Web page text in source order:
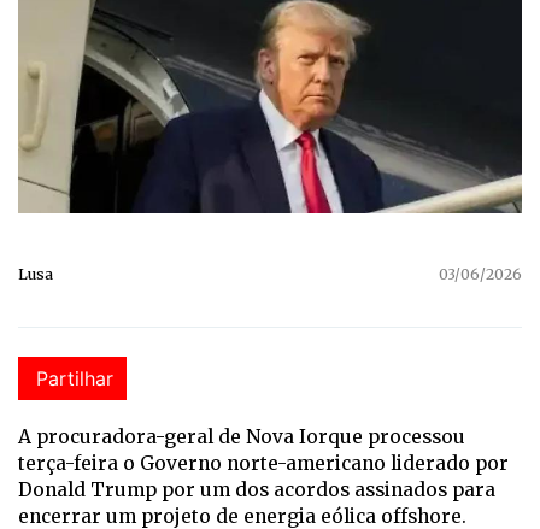
Lusa 03/06/2026
Partilhar
A procuradora-geral de Nova Iorque processou
terça-feira o Governo norte-americano liderado por
Donald Trump por um dos acordos assinados para
encerrar um projeto de energia eólica offshore.